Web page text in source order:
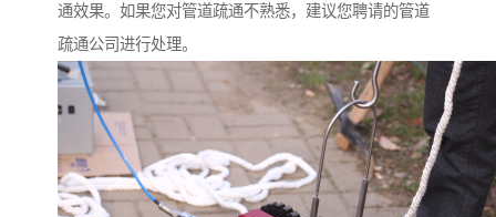
通效果。如果您对管道疏通不熟悉，建议您聘请的管道
疏通公司进行处理。